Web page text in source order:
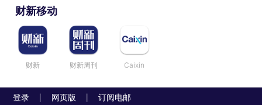
财新移动
财新 财新周刊 Caixin
登录 网页版 订阅电邮